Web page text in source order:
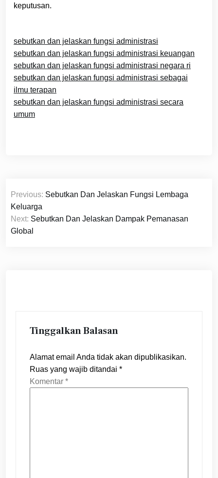
keputusan.
sebutkan dan jelaskan fungsi administrasi
sebutkan dan jelaskan fungsi administrasi keuangan
sebutkan dan jelaskan fungsi administrasi negara ri
sebutkan dan jelaskan fungsi administrasi sebagai
ilmu terapan
sebutkan dan jelaskan fungsi administrasi secara
umum
Navigasi
pos
Previous: Sebutkan Dan Jelaskan Fungsi Lembaga
Keluarga
Next: Sebutkan Dan Jelaskan Dampak Pemanasan
Global
Tinggalkan Balasan
Alamat email Anda tidak akan dipublikasikan.
Ruas yang wajib ditandai *
Komentar *